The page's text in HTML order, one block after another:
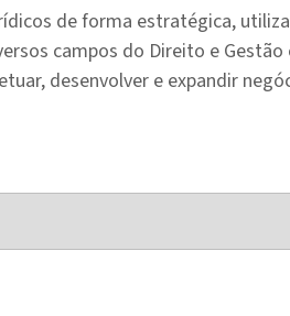
de forma estratégica,
campos do Direito e
desenvolver e expandir